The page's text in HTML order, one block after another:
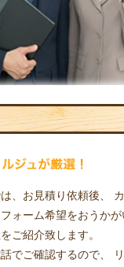
、お見積り依頼後、
ォーム希望をおうかが
ご紹介致します。
でご確認するので、